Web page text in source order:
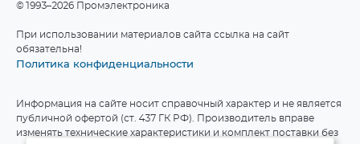
©1993–2026 Промэлектроника
При использовании материалов сайта ссылка на сайт
обязательна!
Политика конфиденциальности
Информация на сайте носит справочный характер и не является
публичной офертой (ст. 437 ГК РФ). Производитель вправе
изменять технические характеристики и комплект поставки без